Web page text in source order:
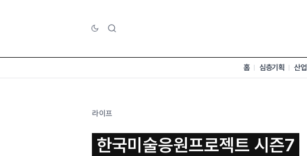
홈 심층기획 산업
라이프
한국미술응원프로젝트 시즌7